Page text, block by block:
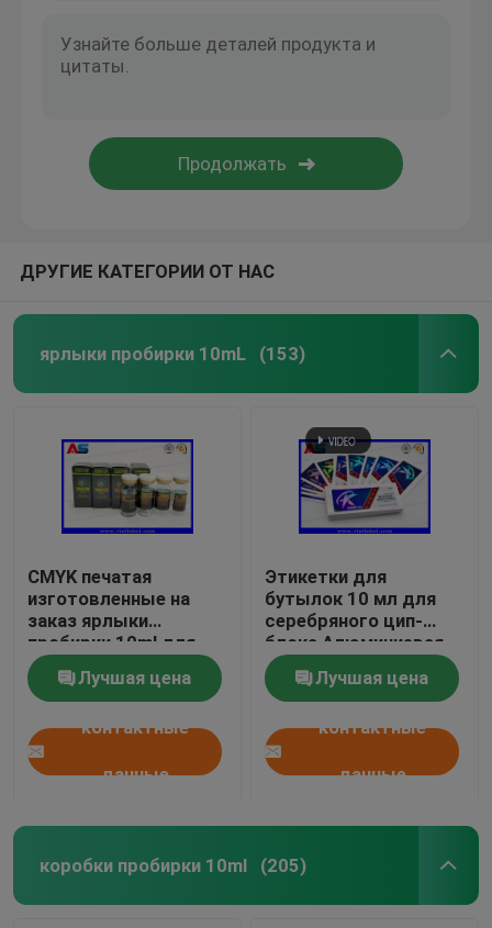
ДРУГИЕ КАТЕГОРИИ ОТ НАС
ярлыки пробирки 10mL (153)
CMYK печатая
изготовленные на
заказ ярлыки
пробирки 10ml для
стеклянных бутылок
медициныЛучшая цена
контактные
данные
Этикетки для
бутылок 10 мл для
серебряного цип-
блока Алюминиевая
фольга
Лучшая цена
контактные
данные
коробки пробирки 10ml (205)